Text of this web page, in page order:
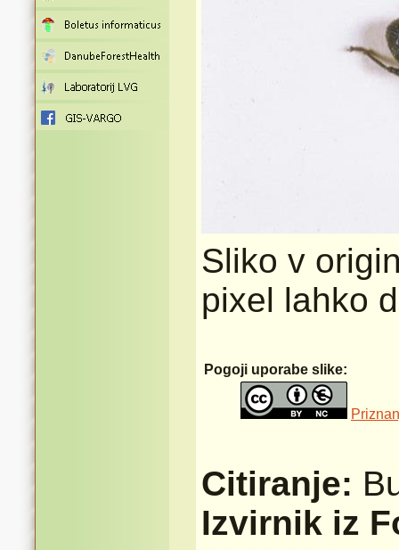
Sliko v
pixel lahko
Pogoji uporabe slike:
Citiranje:
Izvirnik iz